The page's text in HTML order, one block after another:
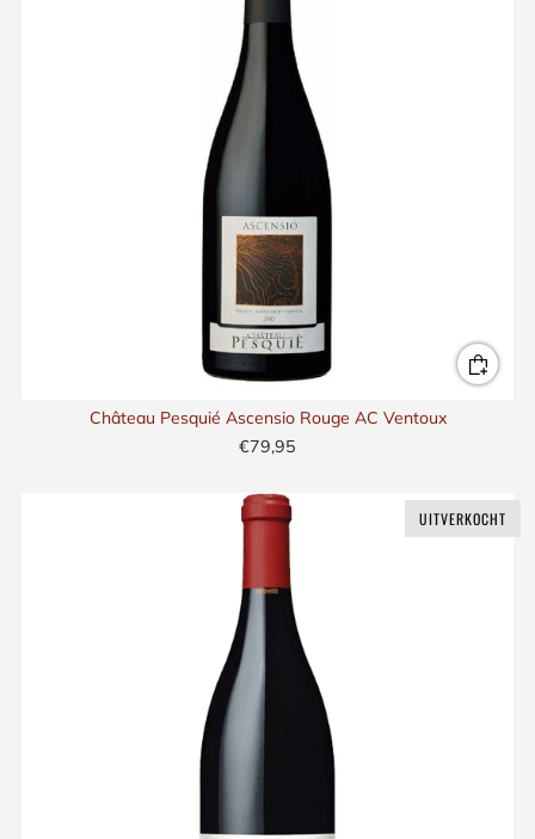
Château Pesquié Ascensio Rouge AC Ventoux
€79,95
UITVERKOCHT